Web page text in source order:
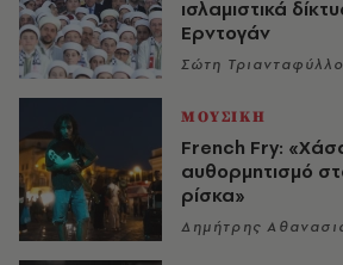
ισλαμιστικά
Ερντογάν
Σώτη
ΜΟΥΣΙΚΗ
French Fry:
αυθορμητισμό
ρίσκα»
Δημήτρης